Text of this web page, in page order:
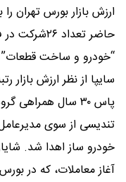
ارزش بازار بورس
حاضر
“خودرو و ساخت قطعات”
سایپا از نظر ارزش بازار
پاس ۳۰ سال
تندیسی از سوی
خودرو ساز اهدا شد.
آغاز معاملات، که در